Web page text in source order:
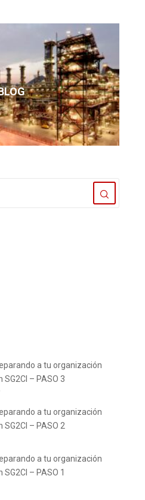
a tu organización
SG2CI – PASO 3
a tu organización
SG2CI – PASO 2
a tu organización
SG2CI – PASO 1